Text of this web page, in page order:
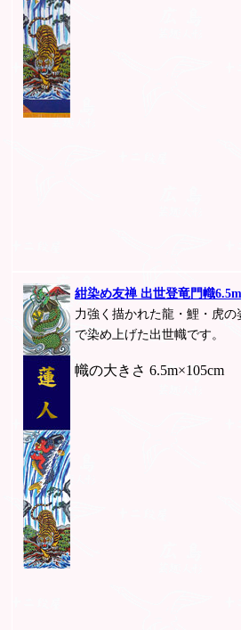
紺染め友禅 出世登竜門幟
力強く描かれた龍・鯉・虎
で染め上げた出世幟です。
幟の大きさ 6.5m×105cm